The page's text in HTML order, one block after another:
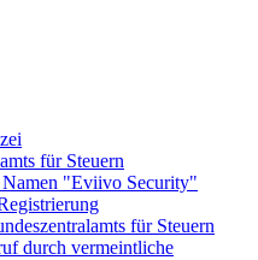
für Steuern
Namen "Eviivo Security"
für Steuern
durch vermeintliche